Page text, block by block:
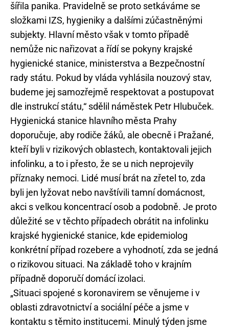
šířila panika. Pravidelně se proto setkáváme se
složkami IZS, hygieniky a dalšími zúčastněnými
subjekty. Hlavní město však v tomto případě
nemůže nic nařizovat a řídí se pokyny krajské
hygienické stanice, ministerstva a Bezpečnostní
rady státu. Pokud by vláda vyhlásila nouzový stav,
budeme jej samozřejmě respektovat a postupovat
dle instrukcí státu,“ sdělil náměstek Petr Hlubuček.
Hygienická stanice hlavního města Prahy
doporučuje, aby rodiče žáků, ale obecně i Pražané,
kteří byli v rizikových oblastech, kontaktovali jejich
infolinku, a to i přesto, že se u nich neprojevily
příznaky nemoci. Lidé musí brát na zřetel to, zda
byli jen lyžovat nebo navštívili tamní domácnost,
akci s velkou koncentrací osob a podobně. Je proto
důležité se v těchto případech obrátit na infolinku
krajské hygienické stanice, kde epidemiolog
konkrétní případ rozebere a vyhodnotí, zda se jedná
o rizikovou situaci. Na základě toho v krajním
případně doporučí domácí izolaci.
„Situaci spojené s koronavirem se věnujeme i v
oblasti zdravotnictví a sociální péče a jsme v
kontaktu s těmito institucemi. Minulý týden jsme